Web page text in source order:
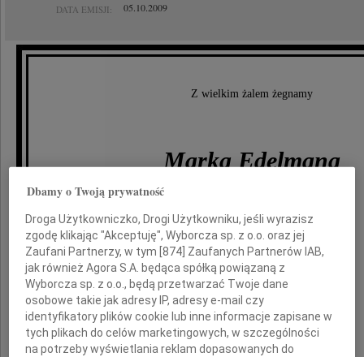
DATA EMISJI: 05.10.2009
Z wielkim żalem żegnamy
Marka Edelmana
Przyjaciela naszej rodziny,
wspaniałego Człowieka.
Aniu,
Olku,
Zosiu,
Dbamy o Twoją prywatność
Droga Użytkowniczko, Drogi Użytkowniku, jeśli wyrazisz
zgodę klikając "Akceptuję", Wyborcza sp. z o.o. oraz jej
Zaufani Partnerzy, w tym [874 ] Zaufanych Partnerów IAB,
jak również Agora S.A. będąca spółką powiązaną z
Wyborcza sp. z o.o., będą przetwarzać Twoje dane
osobowe takie jak adresy IP, adresy e-mail czy
identyfikatory plików cookie lub inne informacje zapisane w
tych plikach do celów marketingowych, w szczególności
na potrzeby wyświetlania reklam dopasowanych do